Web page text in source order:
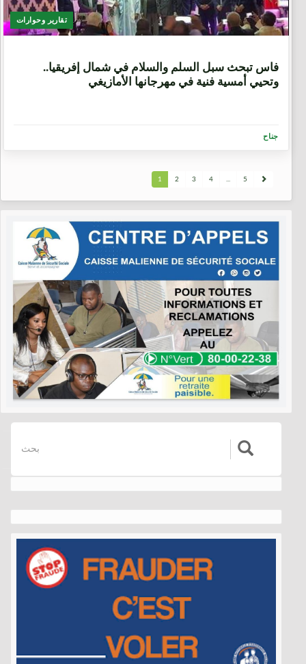
تقارير وحوارات
فاس تبحث سبل السلم والسلام في شمال إفريقيا..
وتحيي أمسية فنية في مهرجانها الأمازيغي
جناح
1 2 3 4 ... 5